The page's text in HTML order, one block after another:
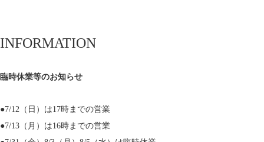
INFORMATION
臨時休業等のお知らせ
●7/12（日）は17時までの営業
●7/13（月）は16時までの営業